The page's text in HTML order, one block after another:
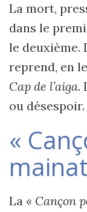
La mort,
dans le
le deuxième.
reprend, en
Cap de l’aiga.
ou désespoir.
«
La « Cançon